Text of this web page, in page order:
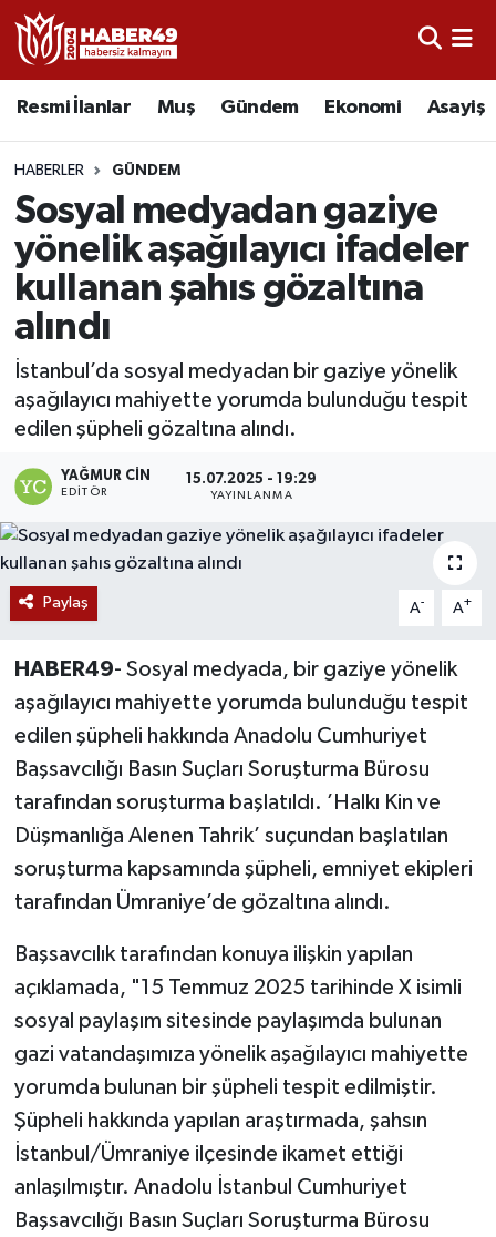
Resmi İlanlar Muş Gündem Ekonomi Asayiş
HABERLER GÜNDEM
Sosyal medyadan gaziye
yönelik aşağılayıcı ifadeler
kullanan şahıs gözaltına
alındı
İstanbul’da sosyal medyadan bir gaziye yönelik
aşağılayıcı mahiyette yorumda bulunduğu tespit
edilen şüpheli gözaltına alındı.
YAĞMUR CIN
EDITÖR
15.07.2025 - 19:29
YAYINLANMA
Paylaş A- A+
HABER49- Sosyal medyada, bir gaziye yönelik
aşağılayıcı mahiyette yorumda bulunduğu tespit
edilen şüpheli hakkında Anadolu Cumhuriyet
Başsavcılığı Basın Suçları Soruşturma Bürosu
tarafından soruşturma başlatıldı. ’Halkı Kin ve
Düşmanlığa Alenen Tahrik’ suçundan başlatılan
soruşturma kapsamında şüpheli, emniyet ekipleri
tarafından Ümraniye’de gözaltına alındı.
Başsavcılık tarafından konuya ilişkin yapılan
açıklamada, "15 Temmuz 2025 tarihinde X isimli
sosyal paylaşım sitesinde paylaşımda bulunan
gazi vatandaşımıza yönelik aşağılayıcı mahiyette
yorumda bulunan bir şüpheli tespit edilmiştir.
Şüpheli hakkında yapılan araştırmada, şahsın
İstanbul/Ümraniye ilçesinde ikamet ettiği
anlaşılmıştır. Anadolu İstanbul Cumhuriyet
Başsavcılığı Basın Suçları Soruşturma Bürosu
Resmi İlanlar
Asayiş
Eğitim
Ekonomi
Sağlık
Gündem
Spor
Siyaset
Teknoloji
Muş
Hasköy
Bulanık
Varto
Uşak Nöbetçi Eczaneler
Uşak Hava Durumu
Uşak Namaz Vakitleri
Uşak Trafik Yoğunluk Haritası
TFF 2.Lig Kırmızı Grup Puan Durumu ve Fikstür
Tüm Manşetler
Son Dakika Haberleri
Haber Arşivi